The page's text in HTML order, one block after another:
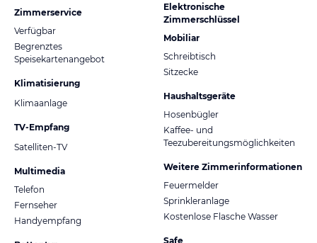
Zimmerservice
Verfügbar
Begrenztes
Speisekartenangebot
Klimatisierung
Klimaanlage
TV-Empfang
Satelliten-TV
Multimedia
Telefon
Fernseher
Handyempfang
Elektronische
Zimmerschlüssel
Mobiliar
Schreibtisch
Sitzecke
Haushaltsgeräte
Hosenbügler
Kaffee- und
Teezubereitungsmöglichkeiten
Weitere Zimmerinformationen
Feuermelder
Sprinkleranlage
Kostenlose Flasche Wasser
Safe